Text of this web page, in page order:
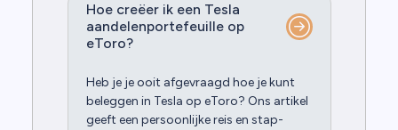
Hoe creëer ik een Tesla
aandelenportefeuille op
eToro?
Heb je je ooit afgevraagd hoe je kunt
beleggen in Tesla op eToro? Ons artikel
geeft een persoonlijke reis en stap-